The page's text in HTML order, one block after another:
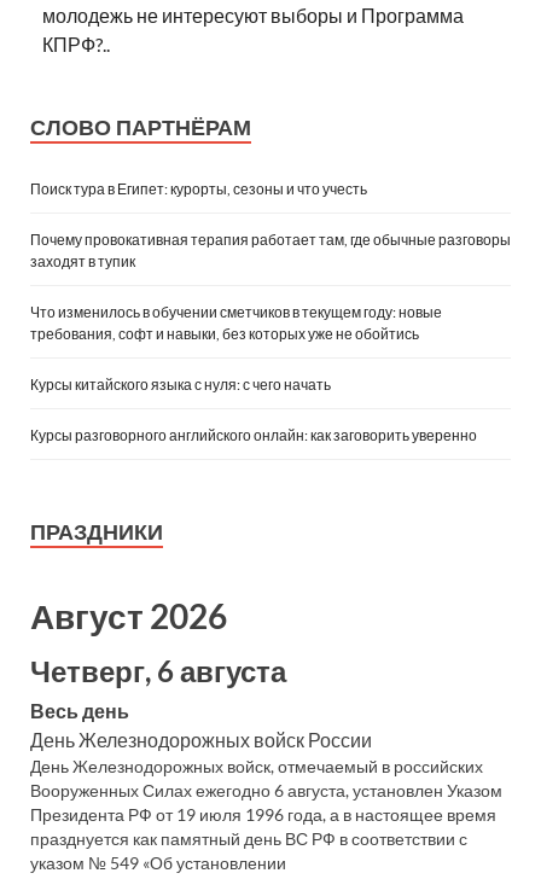
молодежь не интересуют выборы и Программа
КПРФ?..
СЛОВО ПАРТНЁРАМ
Поиск тура в Египет: курорты, сезоны и что учесть
Почему провокативная терапия работает там, где обычные разговоры
заходят в тупик
Что изменилось в обучении сметчиков в текущем году: новые
требования, софт и навыки, без которых уже не обойтись
Курсы китайского языка с нуля: с чего начать
Курсы разговорного английского онлайн: как заговорить уверенно
ПРАЗДНИКИ
Август 2026
Четверг, 6 августа
Весь день
День Железнодорожных войск России
День Железнодорожных войск, отмечаемый в российских
Вооруженных Силах ежегодно 6 августа, установлен Указом
Президента РФ от 19 июля 1996 года, а в настоящее время
празднуется как памятный день ВС РФ в соответствии с
указом № 549 «Об установлении